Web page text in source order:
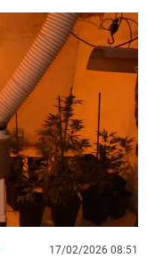
17/02/2026 08:51